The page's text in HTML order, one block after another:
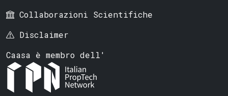
Collaborazioni Scientifiche
Disclaimer
Caasa è membro dell'